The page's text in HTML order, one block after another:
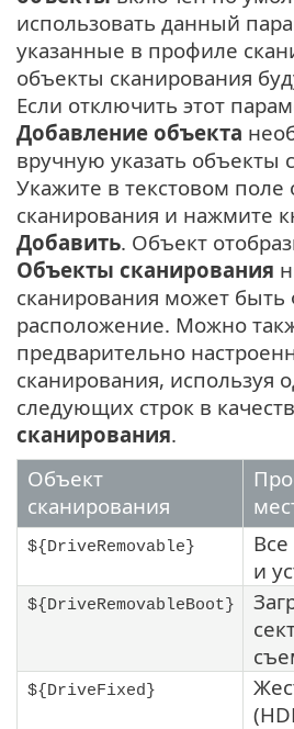
использовать данный
указанные в профиле
объекты сканирования
Если отключить этот
Добавление объекта
вручную указать объекты
Укажите в текстовом поле
сканирования и нажмите
Добавить. Объект
Объекты сканирования
сканирования может быть
расположение. Можно
предварительно
сканирования, используя
следующих строк в
сканирования.
Объект
сканирования
${DriveRemovable}
и
${DriveRemovableBoot}
${DriveFixed}